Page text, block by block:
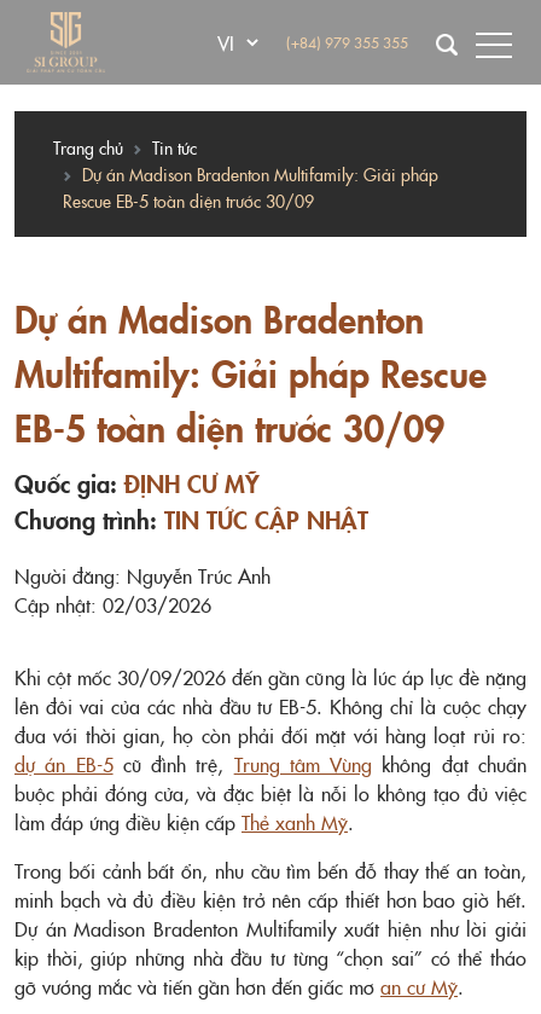
(+84) 979 355 355
Trang chủ
Tin tức
Dự án Madison Bradenton Multifamily: Giải pháp
Rescue EB-5 toàn diện trước 30/09
Dự án Madison Bradenton
Multifamily: Giải pháp Rescue
EB-5 toàn diện trước 30/09
Quốc gia: ĐỊNH CƯ MỸ
Chương trình: TIN TỨC CẬP NHẬT
Người đăng: Nguyễn Trúc Anh
Cập nhật: 02/03/2026
Khi cột mốc 30/09/2026 đến gần cũng là lúc áp lực đè nặng
lên đôi vai của các nhà đầu tư EB-5. Không chỉ là cuộc chạy
đua với thời gian, họ còn phải đối mặt với hàng loạt rủi ro:
dự án EB-5cũ đình trệ, Trung tâm Vùng không đạt chuẩn
buộc phải đóng cửa, và đặc biệt là nỗi lo không tạo đủ việc
làm đáp ứng điều kiện cấp Thẻ xanh Mỹ.
Trong bối cảnh bất ổn, nhu cầu tìm bến đỗ thay thế an toàn,
minh bạch và đủ điều kiện trở nên cấp thiết hơn bao giờ hết.
Dự án Madison Bradenton Multifamily xuất hiện như lời giải
kịp thời, giúp những nhà đầu tư từng “chọn sai” có thể tháo
gỡ vướng mắc và tiến gần hơn đến giấc mơ an cư Mỹ.